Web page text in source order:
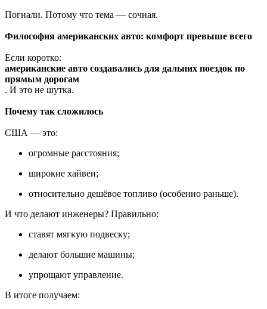
Погнали. Потому что тема — сочная.
Философия американских авто: комфорт превыше всего
Если коротко:
американские авто создавались для дальних поездок по
прямым дорогам
. И это не шутка.
Почему так сложилось
США — это:
огромные расстояния;
широкие хайвеи;
относительно дешёвое топливо (особенно раньше).
И что делают инженеры? Правильно:
ставят мягкую подвеску;
делают большие машины;
упрощают управление.
В итоге получаем: